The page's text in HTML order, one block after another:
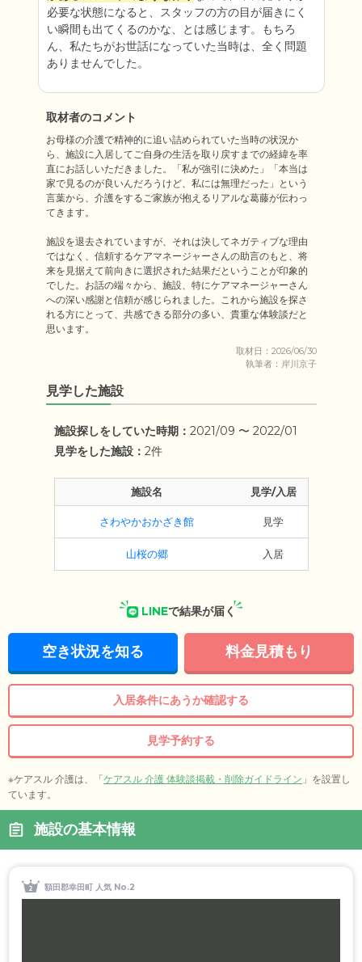
必要な状態になると、スタッフの方の目が届きにく
い瞬間も出てくるのかな、とは感じます。もちろ
ん、私たちがお世話になっていた当時は、全く問題
ありませんでした。
取材者のコメント
お母様の介護で精神的に追い詰められていた当時の状況か
ら、施設に入居してご自身の生活を取り戻すまでの経緯を率
直にお話しいただきました。「私が強引に決めた」「本当は
家で見るのが良いんだろうけど、私には無理だった」という
言葉から、介護をするご家族が抱えるリアルな葛藤が伝わっ
てきます。
施設を退去されていますが、それは決してネガティブな理由
ではなく、信頼するケアマネージャーさんの助言のもと、将
来を見据えて前向きに選択された結果だということが印象的
でした。お話の端々から、施設、特にケアマネージャーさん
への深い感謝と信頼が感じられました。これから施設を探さ
れる方にとって、共感できる部分の多い、貴重な体験談だと
思います。
取材日：2026/06/30
執筆者：岸川京子
見学した施設
施設探しをしていた時期： 2021/09 〜 2022/01
見学をした施設： 2件
施設名 見学/入居
さわやかおかざき館 見学
山桜の郷 入居
LINEで結果が届く
空き状況を知る 料金見積もり
入居条件にあうか確認する
見学予約する
※ケアスル 介護は、「ケアスル 介護 体験談掲載・削除ガイドライン 」を設置し
ています。
施設の基本情報
額田郡幸田町 人気 No.2